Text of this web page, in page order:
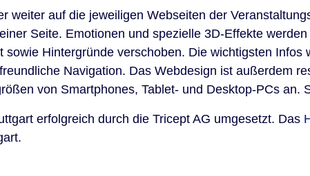
weiter auf die jeweiligen Webseiten der
Seite. Emotionen und spezielle 3D-Effekte
sowie Hintergründe verschoben. Die wichtigsten Infos
Navigation. Das Webdesign ist außerdem
von Smartphones, Tablet- und Desktop-PCs
erfolgreich durch die Tricept AG umgesetzt. Das